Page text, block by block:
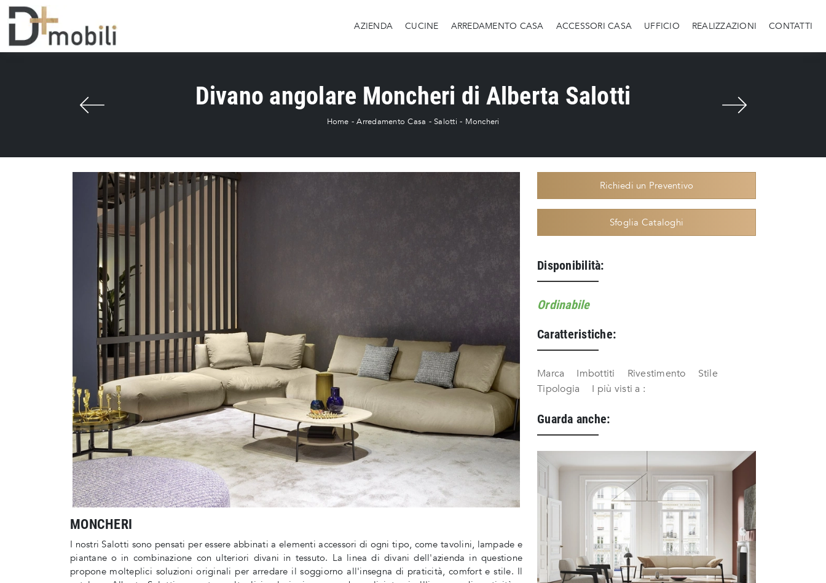
AZIENDA CUCINE ARREDAMENTO CASA ACCESSORI CASA UFFICIO REALIZZAZIONI CONTATTI
Divano angolare Moncheri di Alberta Salotti
Home -Arredamento Casa - Salotti - Moncheri
MONCHERI
I nostri Salotti sono pensati per essere abbinati a elementi accessori di ogni tipo, come tavolini, lampade e
piantane o in combinazione con ulteriori divani in tessuto. La linea di divani dell'azienda in questione
propone molteplici soluzioni originali per arredare il soggiorno all'insegna di praticità, comfort e stile. Il
Richiedi un Preventivo
Sfoglia Cataloghi
Disponibilità:
Ordinabile
Caratteristiche:
Marca Imbottiti Rivestimento
Stile
Tipologia
I più visti a :
Guarda anche: